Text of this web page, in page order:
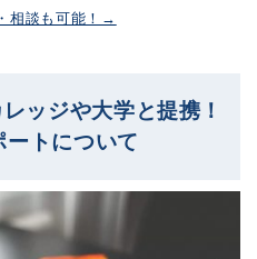
相談も可能！→
ッジや大学と提携！
ートについて